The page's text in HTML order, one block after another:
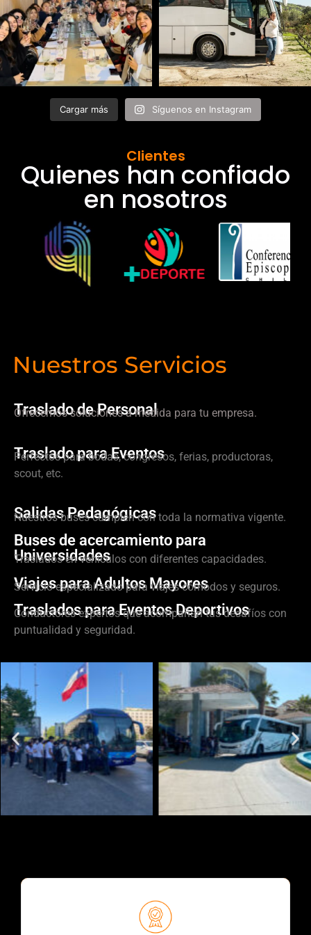
Cargar más Síguenos en Instagram
Clientes
Quienes han confiado
en nosotros
Nuestros Servicios
Traslado de Personal
Ofrecemos soluciones a medida para tu empresa.
Traslado para Eventos
Perfectos para bodas, congresos, ferias, productoras,
scout, etc.
Salidas Pedagógicas
Nuestros buses cumplen con toda la normativa vigente.
Buses de acercamiento para
Universidades
Traslados en vehículos con diferentes capacidades.
Viajes para Adultos Mayores
Servicio especializado para viajes cómodos y seguros.
Traslados para Eventos Deportivos
Conductores expertos que acompañan tus desafíos con
puntualidad y seguridad.